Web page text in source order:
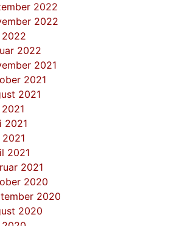
2022
2022
2022
2021
2021
2021
2021
2021
2021
2021
2020
2020
2020